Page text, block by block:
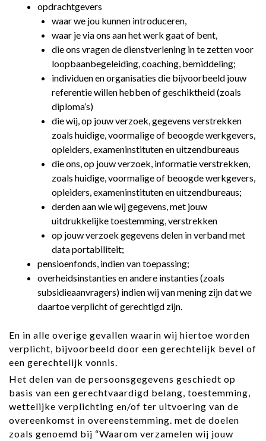
opdrachtgevers
waar we jou kunnen introduceren,
waar je via ons aan het werk gaat of bent,
die ons vragen de dienstverlening in te zetten voor
loopbaanbegeleiding, coaching, bemiddeling;
individuen en organisaties die bijvoorbeeld jouw
referentie willen hebben of geschiktheid (zoals
diploma’s)
die wij, op jouw verzoek, gegevens verstrekken
zoals huidige, voormalige of beoogde werkgevers,
opleiders, exameninstituten en uitzendbureaus
die ons, op jouw verzoek, informatie verstrekken,
zoals huidige, voormalige of beoogde werkgevers,
opleiders, exameninstituten en uitzendbureaus;
derden aan wie wij gegevens, met jouw
uitdrukkelijke toestemming, verstrekken
op jouw verzoek gegevens delen in verband met
data portabiliteit;
pensioenfonds, indien van toepassing;
overheidsinstanties en andere instanties (zoals
subsidieaanvragers) indien wij van mening zijn dat we
daartoe verplicht of gerechtigd zijn.
En in alle overige gevallen waarin wij hiertoe worden
verplicht, bijvoorbeeld door een gerechtelijk bevel of
een gerechtelijk vonnis.
Het delen van de persoonsgegevens geschiedt op
basis van een gerechtvaardigd belang, toestemming,
wettelijke verplichting en/of ter uitvoering van de
overeenkomst in overeenstemming. met de doelen
zoals genoemd bij “Waarom verzamelen wij jouw